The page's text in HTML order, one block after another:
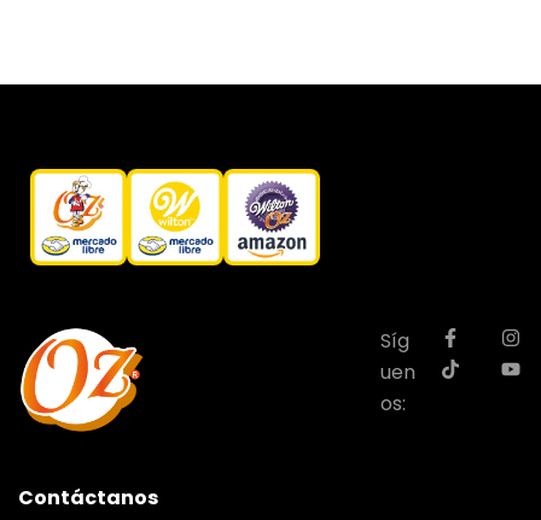
Síg
uen
os:
Contáctanos